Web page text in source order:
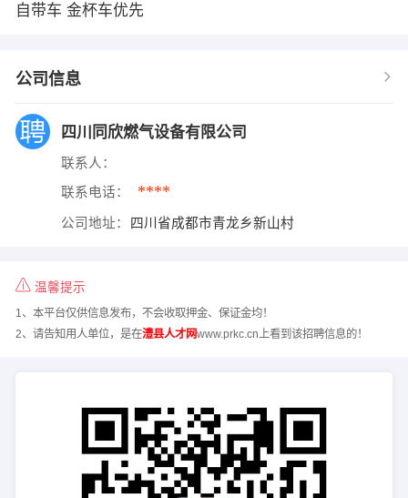
自带车 金杯车优先
公司信息
四川同欣燃气设备有限公司
联系人：
联系电话： ****
公司地址： 四川省成都市青龙乡新山村
温馨提示
1、本平台仅供信息发布，不会收取押金、保证金均！
2、请告知用人单位，是在澧县人才网www.prkc.cn上看到该招聘信息的！